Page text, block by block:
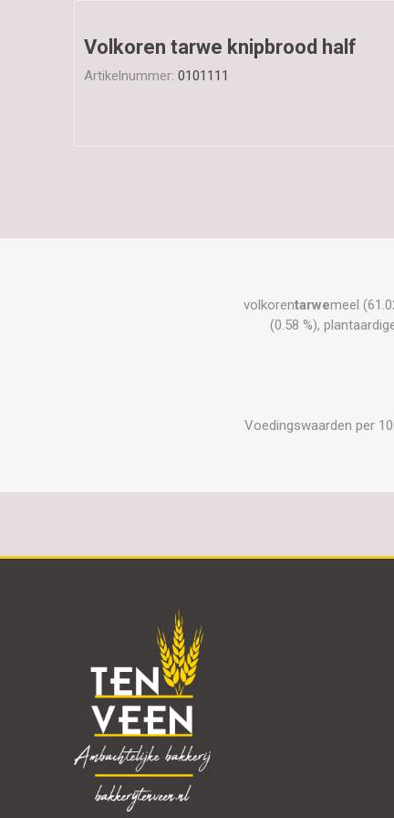
Volkoren tarwe knipbrood half
Artikelnummer: 0101111
volkorentarwemeel
(0.58 %),
Voedingswaarden per